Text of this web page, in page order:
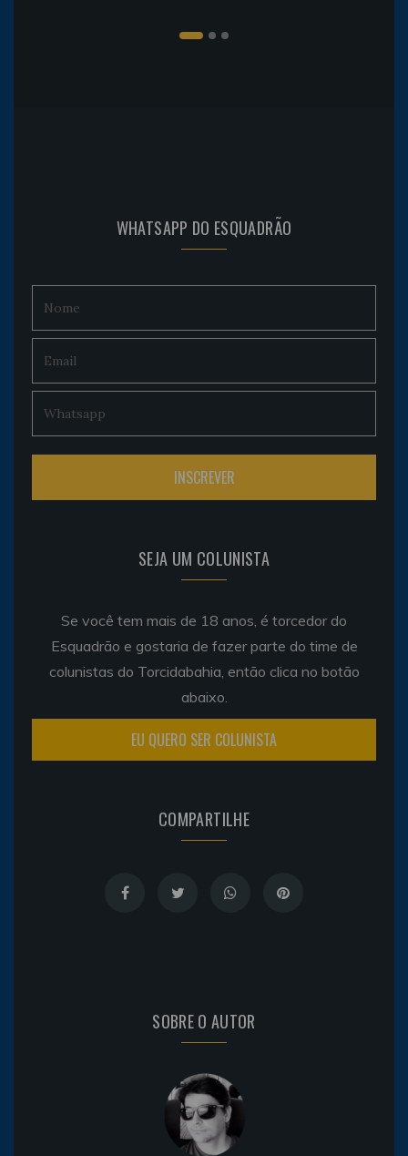
WHATSAPP DO ESQUADRÃO
SEJA UM COLUNISTA
Se você tem mais de 18 anos, é torcedor do
Esquadrão e gostaria de fazer parte do time de
colunistas do Torcidabahia, então clica no botão
abaixo.
EU QUERO SER COLUNISTA
COMPARTILHE
SOBRE O AUTOR